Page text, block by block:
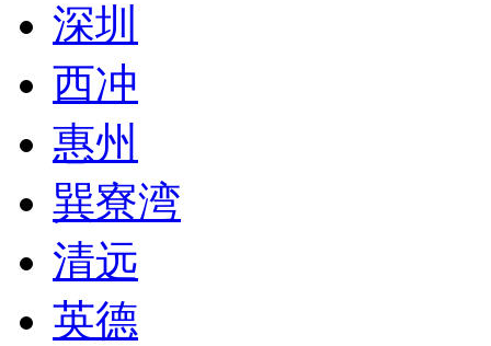
深圳
西冲
惠州
巽寮湾
清远
英德